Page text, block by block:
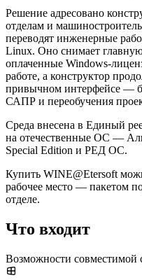
Решение адресовано
отделам и
переводят инженерные
Linux. Оно снимает главную
оплаченные Windows-
работе, а конструктор
привычном интерфейсе —
САПР и переобучения
Среда внесена в Единый
на отечественные ОС —
Special Edition и РЕД ОС.
Купить WINE@Etersoft
рабочее место — пакетом
отделе.
Что входит
Возможности совместимой